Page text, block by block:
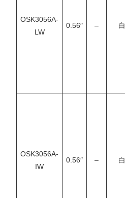
OSK3056A-
LW
0.56″ – 白
OSK3056A-
IW
0.56″ – 白